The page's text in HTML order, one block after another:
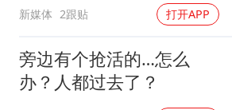
新媒体 2跟贴 打开APP
旁边有个抢活的…怎么
办？人都过去了？